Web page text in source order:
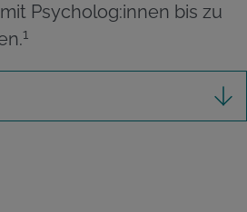
Psycholog:innen bis zu
1